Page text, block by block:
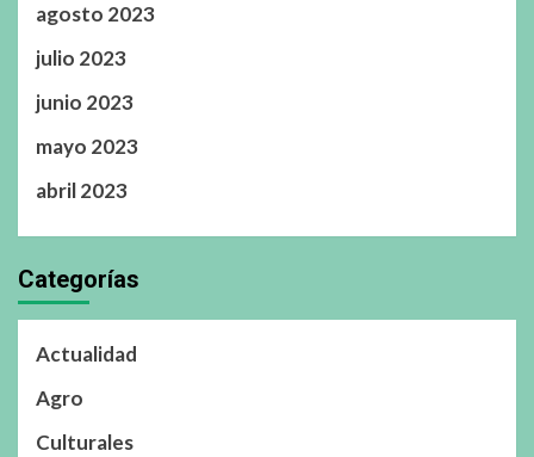
agosto 2023
julio 2023
junio 2023
mayo 2023
abril 2023
Categorías
Actualidad
Agro
Culturales